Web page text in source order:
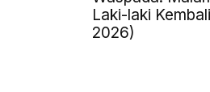
Laki-laki
2026)